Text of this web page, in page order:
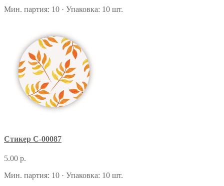
Мин. партия: 10 · Упаковка: 10 шт.
Стикер С-00087
5.00 р.
Мин. партия: 10 · Упаковка: 10 шт.